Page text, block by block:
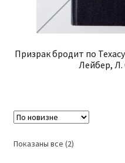
Призрак бродит по
Лейбер, Л.
Показаны все (2)Сортировка: